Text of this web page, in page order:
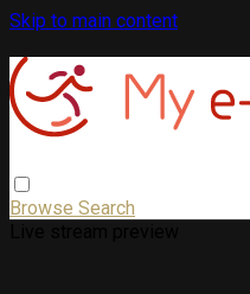
Skip to main content
Browse Search